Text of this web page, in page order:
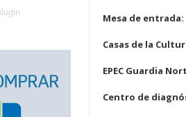
Mesa de entrada:
Casas de la
EPEC Guardia
Centro de